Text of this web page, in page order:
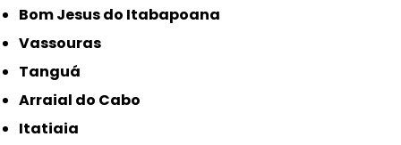
Bom Jesus do Itabapoana
Vassouras
Tanguá
Arraial do Cabo
Itatiaia